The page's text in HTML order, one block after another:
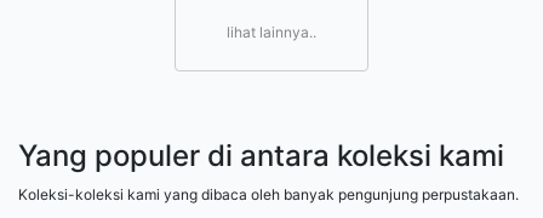
lihat lainnya..
Yang populer di antara koleksi kami
Koleksi-koleksi kami yang dibaca oleh banyak pengunjung perpustakaan.